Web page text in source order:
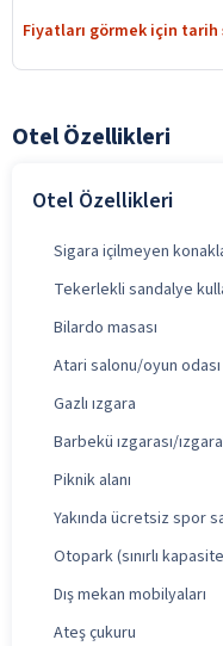
Fiyatları görmek için tarih
Otel Özellikleri
Otel Özellikleri
Sigara içilmeyen
Tekerlekli sandalye
Bilardo masası
Atari salonu/oyun odası
Gazlı ızgara
Barbekü ızgarası/
Piknik alanı
Yakında ücretsiz spor
Otopark (sınırlı
Dış mekan mobilyaları
Ateş çukuru